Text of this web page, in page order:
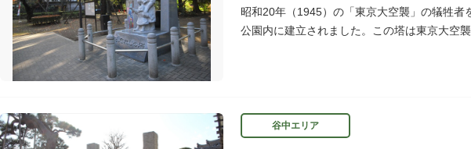
昭和20年（1945）の「東京大空襲」の犠牲
公園内に建立されました。この塔は東京大空
谷中エリア